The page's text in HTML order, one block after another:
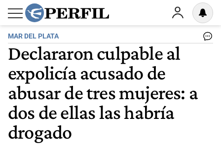
MAR DEL PLATA
Declararon culpable al
expolicía acusado de
abusar de tres mujeres: a
dos de ellas las habría
drogado